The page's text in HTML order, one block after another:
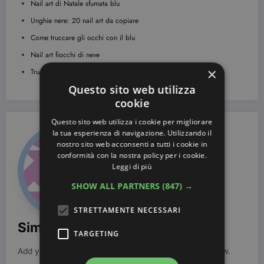
Nail art di Natale sfumata blu
Unghie nere: 20 nail art da copiare
Come truccare gli occhi con il blu
Nail art fiocchi di neve
Trucco occhi nero: foto tutorial
Simona Bondi
Add your Biographical Information. now.
×
Questo sito web utilizza
cookie
Questo sito web utilizza i cookie per migliorare
la tua esperienza di navigazione. Utilizzando il
nostro sito web acconsenti a tutti i cookie in
conformità con la nostra policy per i cookie.
Leggi di più
SHOW ALL PARTNERS (847) →
STRETTAMENTE NECESSARI
TARGETING